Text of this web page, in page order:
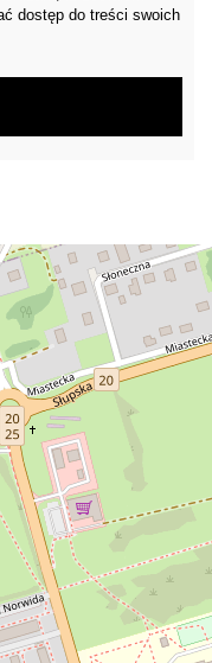
dostęp do treści swoich